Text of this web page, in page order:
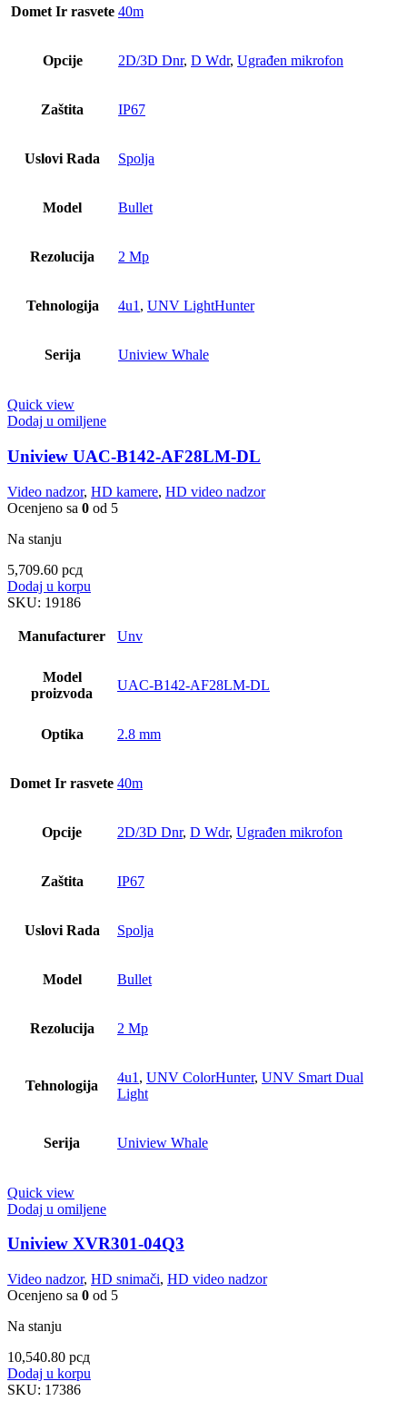
Domet Ir rasvete 40m
Opcije 2D/3D Dnr, D Wdr, Ugrađen mikrofon
Zaštita IP67
Uslovi Rada Spolja
Model Bullet
Rezolucija 2 Mp
Tehnologija 4u1 , UNV LightHunter
Serija Uniview Whale
Quick view
Dodaj u omiljene
Uniview UAC-B142-AF28LM-DL
Video nadzor, HD kamere, HD video nadzor
Ocenjeno sa 0 od 5
Na stanju
5,709.60 рсд
Dodaj u korpu
SKU: 19186
Manufacturer Unv
Model
proizvoda
UAC-B142-AF28LM-DL
Optika 2.8 mm
Domet Ir rasvete 40m
Opcije 2D/3D Dnr, D Wdr, Ugrađen mikrofon
Zaštita IP67
Uslovi Rada Spolja
Model Bullet
Rezolucija 2 Mp
Tehnologija
4u1 , UNV ColorHunter, UNV Smart Dual
Light
Serija Uniview Whale
Quick view
Dodaj u omiljene
Uniview XVR301-04Q3
Video nadzor, HD snimači, HD video nadzor
Ocenjeno sa 0 od 5
Na stanju
10,540.80 рсд
Dodaj u korpu
SKU: 17386